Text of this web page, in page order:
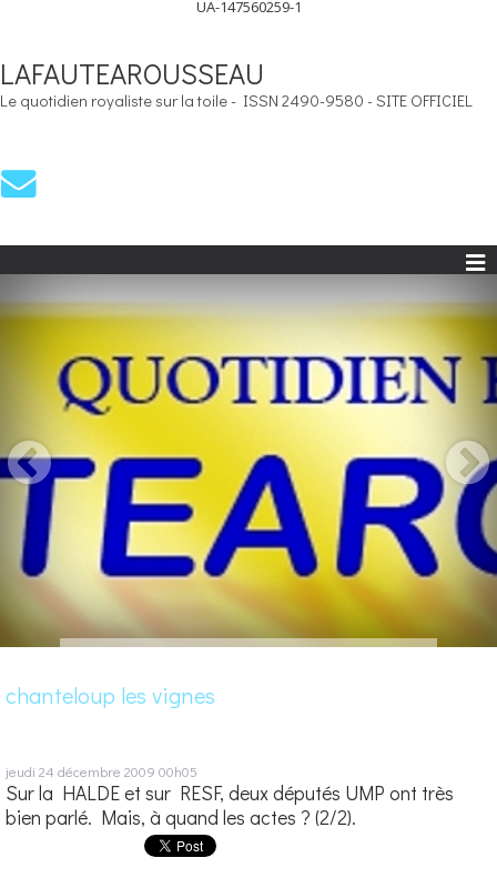
UA-147560259-1
LAFAUTEAROUSSEAU
Le quotidien royaliste sur la toile - ISSN 2490-9580 - SITE OFFICIEL
chanteloup les vignes
jeudi 24 décembre 2009 00h05
Sur la HALDE et sur RESF, deux députés UMP ont très
bien parlé. Mais, à quand les actes ? (2/2).